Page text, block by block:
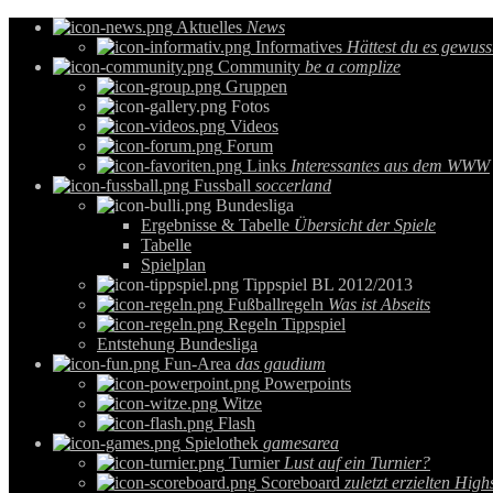
Aktuelles News
Informatives Hättest du es
Community be a complize
Gruppen
Fotos
Videos
Forum
Links Interessantes aus dem WWW
Fussball soccerland
Bundesliga
Ergebnisse & Tabelle Übersicht der Spiele
Tabelle
Spielplan
Tippspiel BL 2012/2013
Fußballregeln Was ist Abseits
Regeln Tippspiel
Entstehung Bundesliga
Fun-Area das gaudium
Powerpoints
Witze
Flash
Spielothek gamesarea
Turnier Lust auf ein Turnier?
Scoreboard zuletzt erzielten